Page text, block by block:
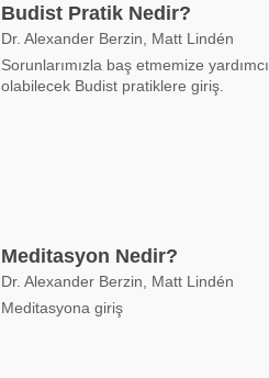
Budist Pratik Nedir?
Dr. Alexander Berzin, Matt Lindén
Sorunlarımızla baş etmemize yardımcı
olabilecek Budist pratiklere giriş.
Meditasyon Nedir?
Dr. Alexander Berzin, Matt Lindén
Meditasyona giriş